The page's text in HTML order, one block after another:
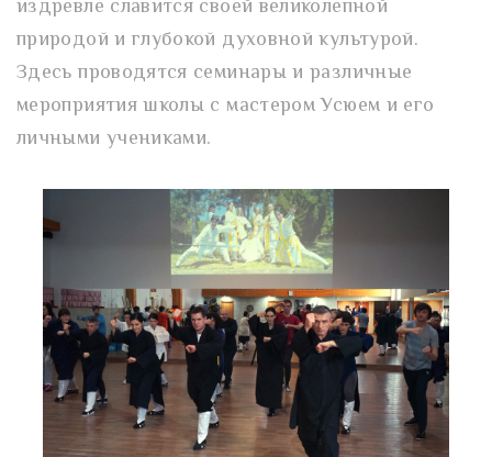
издревле славится своей великолепной
природой и глубокой духовной культурой.
Здесь проводятся семинары и различные
мероприятия школы с мастером Усюем и его
личными учениками.